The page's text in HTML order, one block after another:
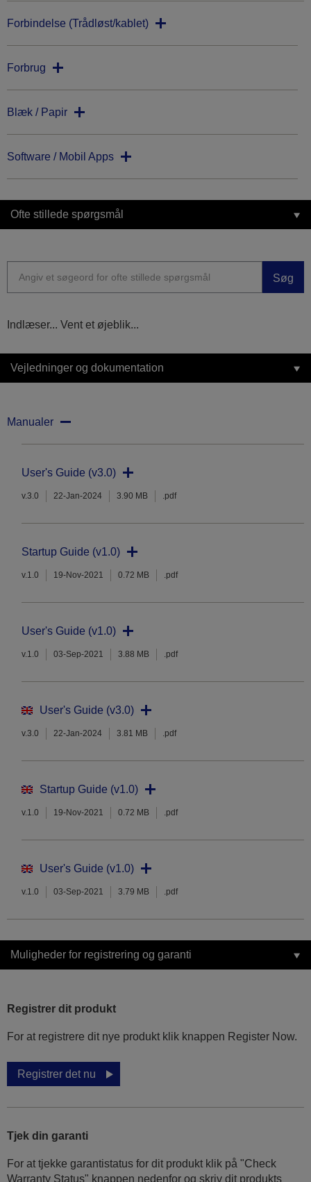
Forbindelse (Trådløst/kablet)
Forbrug
Blæk / Papir
Software / Mobil Apps
Ofte stillede spørgsmål
Søg
Indlæser... Vent et øjeblik...
Vejledninger og dokumentation
Manualer
User's Guide (v3.0)
v.3.0 22-Jan-2024 3.90 MB .pdf
Startup Guide (v1.0)
v.1.0 19-Nov-2021 0.72 MB .pdf
User's Guide (v1.0)
v.1.0 03-Sep-2021 3.88 MB .pdf
User's Guide (v3.0)
v.3.0 22-Jan-2024 3.81 MB .pdf
Startup Guide (v1.0)
v.1.0 19-Nov-2021 0.72 MB .pdf
User's Guide (v1.0)
v.1.0 03-Sep-2021 3.79 MB .pdf
Muligheder for registrering og garanti
Registrer dit produkt
For at registrere dit nye produkt klik knappen Register Now.
Registrer det nu
Tjek din garanti
For at tjekke garantistatus for dit produkt klik på "Check
Warranty Status" knappen nedenfor og skriv dit produkts